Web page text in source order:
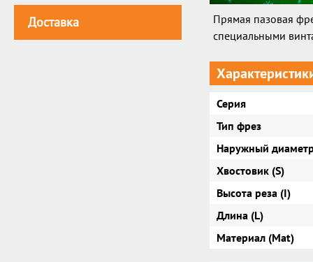
Доставка
Прямая пазовая
специальными
Серия
Тип фрез
Наружный
Хвостовик (S)
Высота реза (I)
Длина (L)
Материал (Mat)